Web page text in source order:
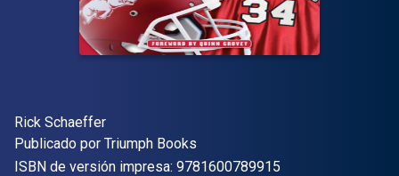
Autor(es)
Rick Schaeffer
Editor
Publicado por Triumph Books
ISBN de versión impresa: 9781600789915